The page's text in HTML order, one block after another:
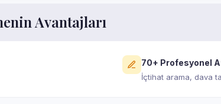
Avantajları
70+ Profesyonel
İçtihat arama, dava